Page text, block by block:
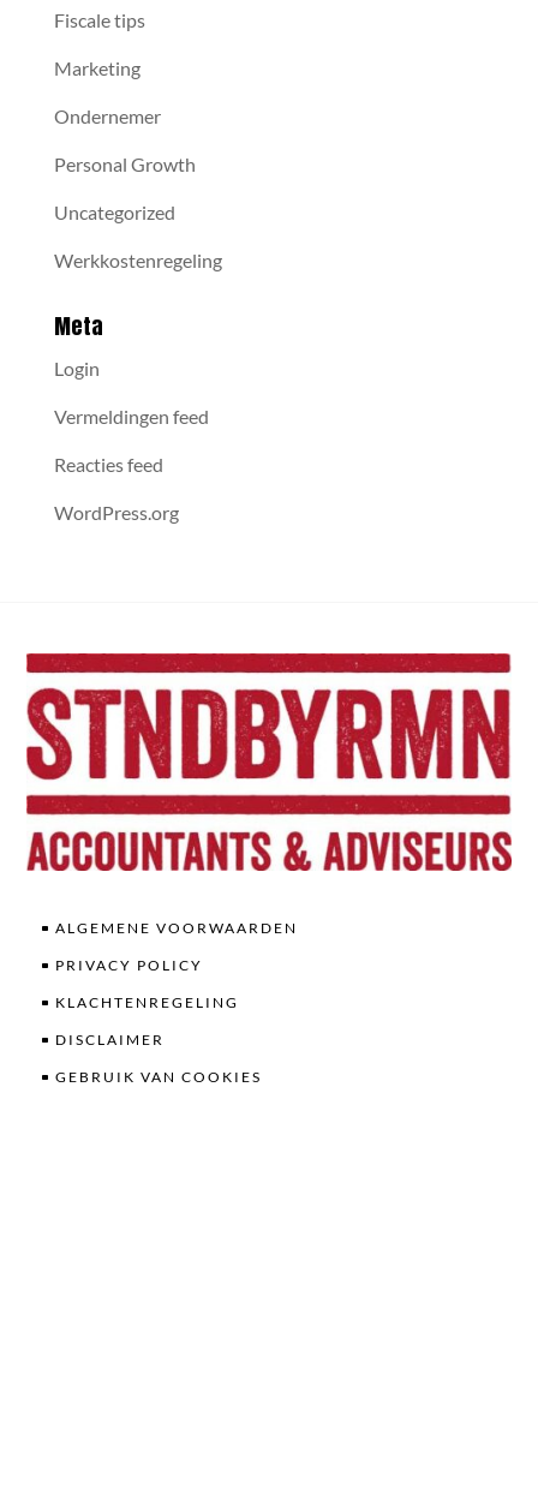
Fiscale tips
Marketing
Ondernemer
Personal Growth
Uncategorized
Werkkostenregeling
Meta
Login
Vermeldingen feed
Reacties feed
WordPress.org
ALGEMENE VOORWAARDEN
PRIVACY POLICY
KLACHTENREGELING
DISCLAIMER
GEBRUIK VAN COOKIES